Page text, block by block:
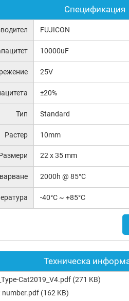
Спецификация
FUJICON
10000uF
25V
±20%
Тип Standard
Растер 10mm
22 x 35 mm
2000h @ 85°C
-40°C ~ +85°C
Техническа
Cat2019_V4.pdf (271 KB)
number.pdf (162 KB)